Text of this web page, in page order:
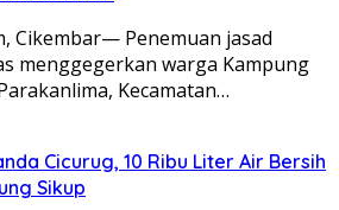
Cikembar— Penemuan jasad
menggegerkan warga Kampung
Kecamatan…
Cicurug, 10 Ribu Liter Air Bersih
Sikup